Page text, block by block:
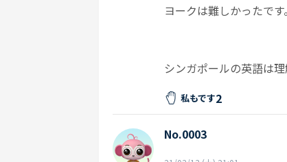
ヨークは難しかったで
シンガポールの英語は理
私もです2
No.0003